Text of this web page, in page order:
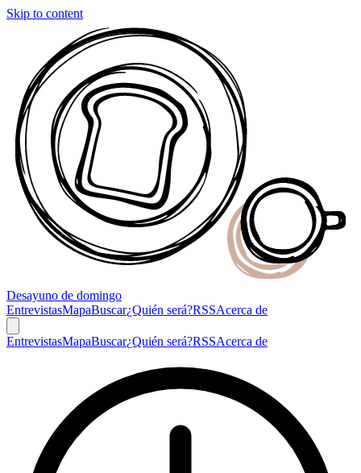
Skip to content
Desayuno de domingo
EntrevistasMapaBuscar¿Quién será?RSSAcerca de
EntrevistasMapaBuscar¿Quién será?RSSAcerca de